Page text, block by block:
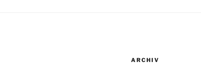
ARCHIV